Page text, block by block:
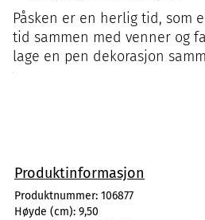
Påsken er en herlig tid, som
tid sammen med venner og
lage en pen dekorasjon
Produktinformasjon
Produktnummer: 106877
Høyde (cm): 9,50